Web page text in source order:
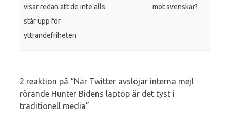
visar redan att de inte alls
står upp för
yttrandefriheten
mot svenskar? →
2 reaktion på “När Twitter avslöjar interna mejl
rörande Hunter Bidens laptop är det tyst i
traditionell media”